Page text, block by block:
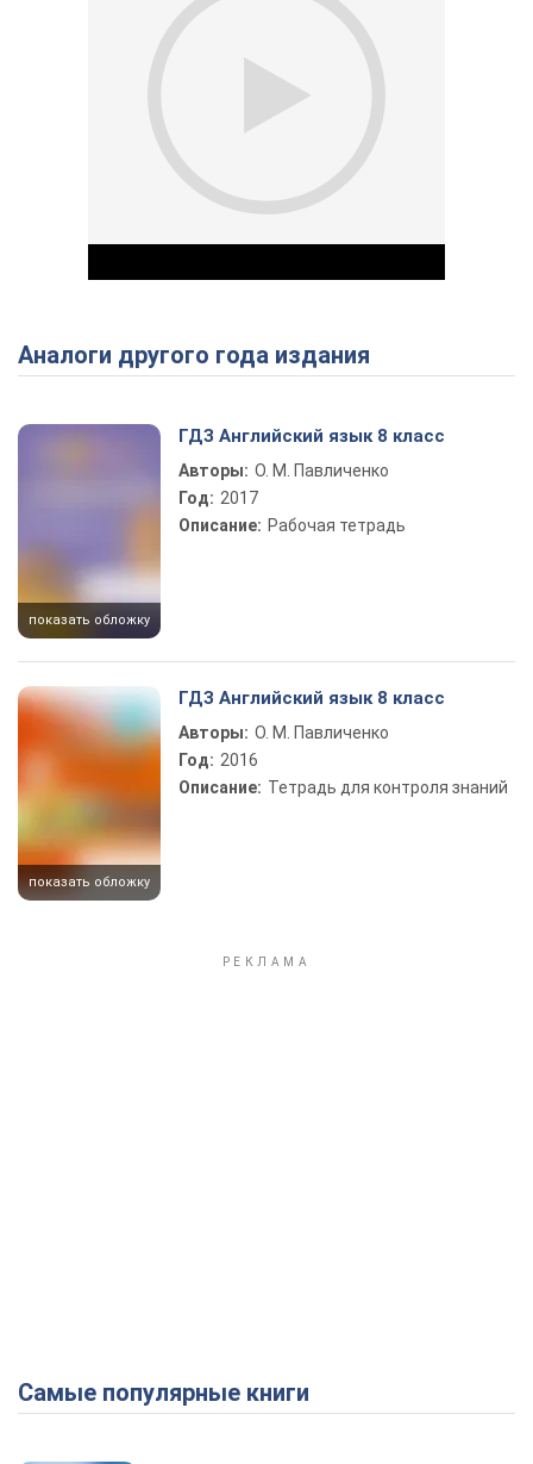
Play Video
Аналоги другого года издания
показать обложку
ГДЗ Английский язык 8 класс
Авторы: О. М. Павличенко
Год: 2017
Описание: Рабочая тетрадь
показать обложку
ГДЗ Английский язык 8 класс
Авторы: О. М. Павличенко
Год: 2016
Описание: Тетрадь для контроля знаний
Самые популярные книги